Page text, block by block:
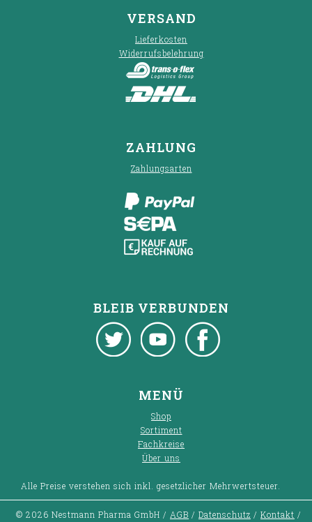
VERSAND
Lieferkosten
Widerrufsbelehrung
ZAHLUNG
Zahlungsarten
BLEIB VERBUNDEN
Youtube Facebook
MENÜ
Shop
Sortiment
Fachkreise
Über uns
Alle Preise verstehen sich inkl. gesetzlicher Mehrwertsteuer.
© 2026 Nestmann Pharma GmbH / AGB / Datenschutz / Kontakt /